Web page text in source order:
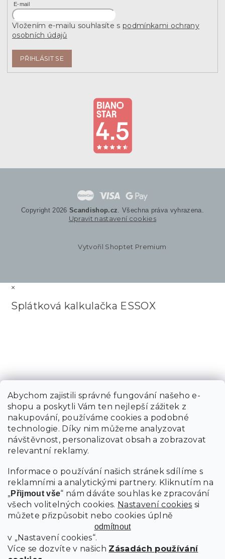
Abychom zajistili správné fungování našeho e-
shopu a poskytli Vám ten nejlepší zážitek z
nakupování, používáme cookies a podobné
technologie. Díky nim můžeme analyzovat
návštěvnost, personalizovat obsah a zobrazovat
relevantní reklamy.
Informace o používání našich stránek sdílíme s
reklamními a analytickými partnery. Kliknutím na
„Přijmout vše“ nám dáváte souhlas ke zpracování
všech volitelných cookies. Nastavení cookies si
můžete přizpůsobit nebo cookies úplně
odmítnout
v „Nastavení cookies“.
Více se dozvíte v našich Zásadách používání
E-mail
Vložením e-mailu souhlasíte s podmínkami ochrany
osobních údajů
PŘIHLÁSIT SE
Vytvořil Shoptet Premium
Copyright 2026 Scandishop.cz . Všechna práva vyhrazena.
Upravit nastavení cookies
×
Splátková kalkulačka ESSOX